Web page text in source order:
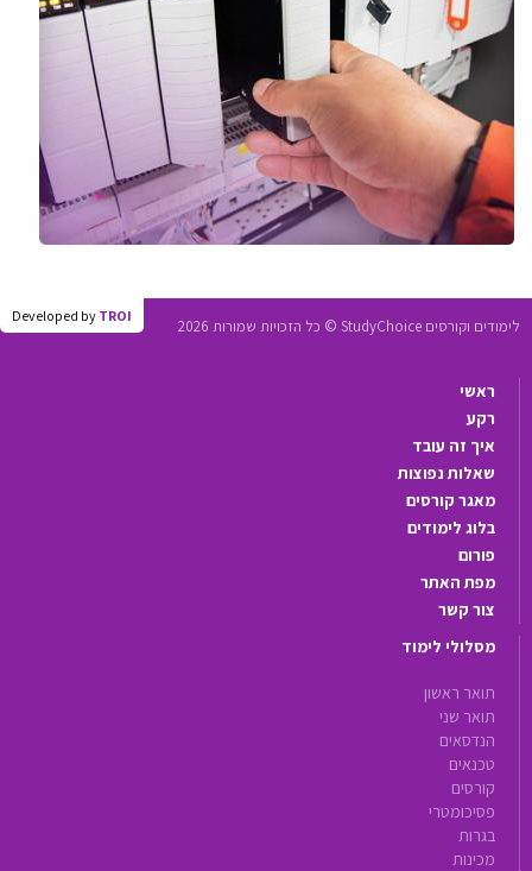
Developed by TROI
לימודים וקורסים StudyChoice © כל הזכויות שמורות 2026
ראשי
רקע
איך זה עובד
שאלות נפוצות
מאגר קורסים
בלוג לימודים
פורום
מפת האתר
צור קשר
מסלולי לימוד
תואר ראשון
תואר שני
הנדסאים
טכנאים
קורסים
פסיכומטרי
בגרות
מכינות